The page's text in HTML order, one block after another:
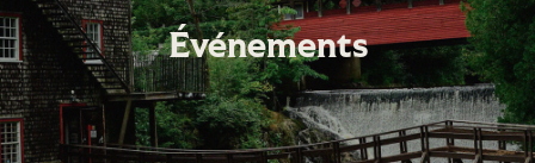
Événements